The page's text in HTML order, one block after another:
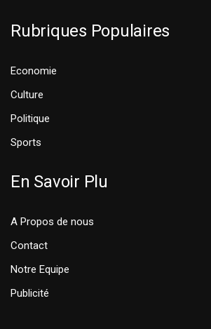
Rubriques Populaires
Economie
Culture
Politique
Sports
En Savoir Plu
A Propos de nous
Contact
Notre Equipe
Publicité